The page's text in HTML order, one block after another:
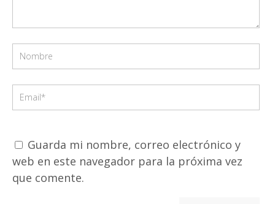
Guarda mi nombre, correo electrónico y
web en este navegador para la próxima vez
que comente.